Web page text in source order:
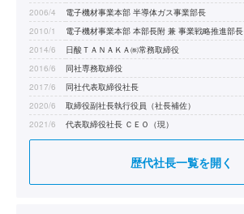
2006/4
電子機材事業本部 半導体ガス事業部長
2010/1
電子機材事業本部 本部長附 兼 事業戦略推進部長
2014/6
日酸ＴＡＮＡＫＡ㈱常務取締役
2016/6
同社専務取締役
2017/6
同社代表取締役社長
2020/6
取締役副社長執行役員（社長補佐）
2021/6
代表取締役社長 ＣＥＯ（現）
歴代社長一覧を開く